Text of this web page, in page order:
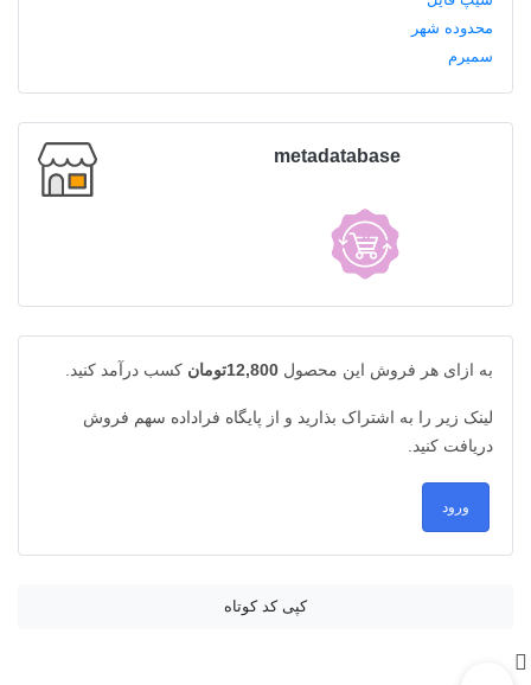
metadatabase
به ازای هر فروش این محصول 12,800تومان کسب درآمد کنید.
لینک زیر را به اشتراک بذارید و از پایگاه فراداده سهم فروش
دریافت کنید.
ورود
کپی کد کوتاه